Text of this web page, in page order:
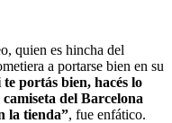
quien es hincha del
a portarse bien en su
te portás bien, hacés lo
del Barcelona
la tienda”, fue enfático.